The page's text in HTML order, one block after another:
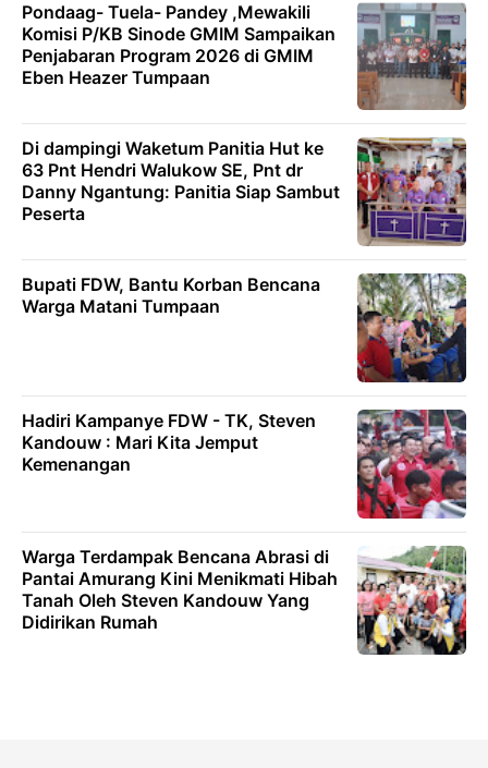
Pondaag- Tuela- Pandey ,Mewakili
Komisi P/KB Sinode GMIM Sampaikan
Penjabaran Program 2026 di GMIM
Eben Heazer Tumpaan
Di dampingi Waketum Panitia Hut ke
63 Pnt Hendri Walukow SE, Pnt dr
Danny Ngantung: Panitia Siap Sambut
Peserta
Bupati FDW, Bantu Korban Bencana
Warga Matani Tumpaan
Hadiri Kampanye FDW - TK, Steven
Kandouw : Mari Kita Jemput
Kemenangan
Warga Terdampak Bencana Abrasi di
Pantai Amurang Kini Menikmati Hibah
Tanah Oleh Steven Kandouw Yang
Didirikan Rumah